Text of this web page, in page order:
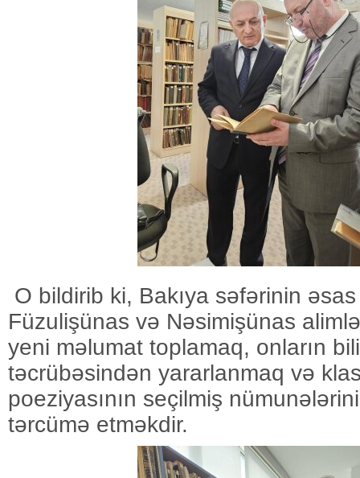
O bildirib ki, Bakıya səfərinin
Füzulişünas və Nəsimişünas
yeni məlumat toplamaq, onların
təcrübəsindən yararlanmaq və
poeziyasının seçilmiş
tərcümə etməkdir.